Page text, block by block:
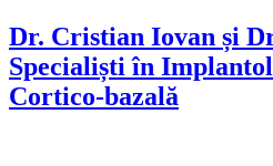
Dr. Cristian Iovan și
Specialiști în
Cortico-bazală